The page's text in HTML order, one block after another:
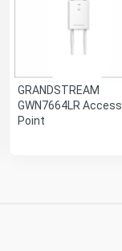
GRANDSTREAM
GWN7664LR Access
Point